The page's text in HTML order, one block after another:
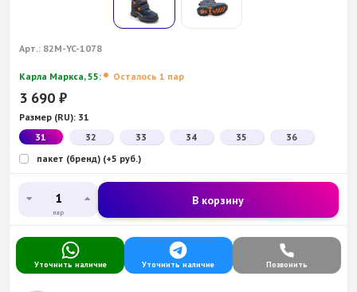
Арт.: 82M-YC-1078
Карла Маркса, 55: Осталось 1 пар
3 690 ₽
Размер (RU): 31
31
32 33 34 35
36
пакет (бренд) (+5 руб.)
пар
В корзину
Уточнить наличие Уточнить наличие Позвонить